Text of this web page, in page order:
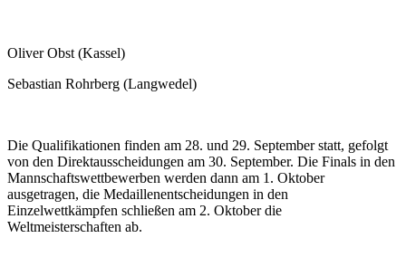
Oliver Obst (Kassel)
Sebastian Rohrberg (Langwedel)
Die Qualifikationen finden am 28. und 29. September statt, gefolgt
von den Direktausscheidungen am 30. September. Die Finals in den
Mannschaftswettbewerben werden dann am 1. Oktober
ausgetragen, die Medaillenentscheidungen in den
Einzelwettkämpfen schließen am 2. Oktober die
Weltmeisterschaften ab.